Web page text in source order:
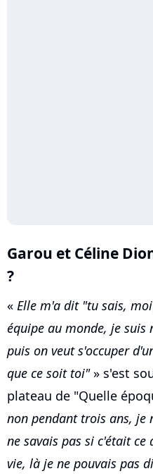
Garou et Céline
?
« Elle m'a dit "tu sais,
équipe au monde, je suis
puis on veut s'occuper
que ce soit toi"» s'est
plateau de "Quelle
non pendant trois ans, je
ne savais pas si c'était
vie, là je ne pouvais pas